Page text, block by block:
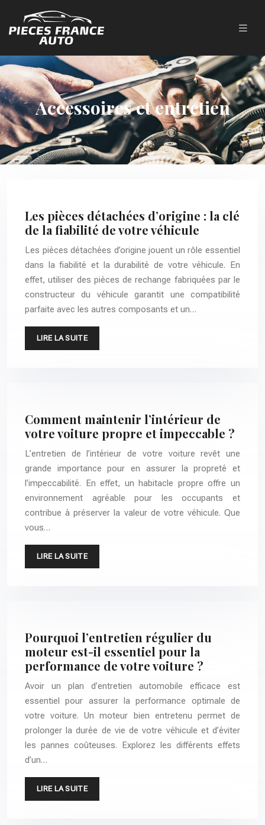
Accessoires et entretien
Les pièces détachées d’origine : la clé
de la fiabilité de votre véhicule
Les pièces détachées d’origine jouent un rôle essentiel
dans la fiabilité et la durabilité de votre véhicule. En
effet, utiliser des pièces de rechange fabriquées par le
constructeur du véhicule garantit une compatibilité
parfaite avec les autres composants et un…
LIRE LA SUITE
Comment maintenir l’intérieur de
votre voiture propre et impeccable ?
L’entretien de l’intérieur de votre voiture revêt une
grande importance pour en assurer la propreté et
l’impeccabilité. En effet, un habitacle propre offre un
environnement agréable pour les occupants et
contribue à préserver la valeur de votre véhicule. Que
vous…
LIRE LA SUITE
Pourquoi l’entretien régulier du
moteur est-il essentiel pour la
performance de votre voiture ?
Avoir un plan d’entretien automobile efficace est
essentiel pour assurer la performance optimale de
votre voiture. Un moteur bien entretenu permet de
prolonger la durée de vie de votre véhicule et d’éviter
les pannes coûteuses. Explorez les différents effets
d’un…
LIRE LA SUITE